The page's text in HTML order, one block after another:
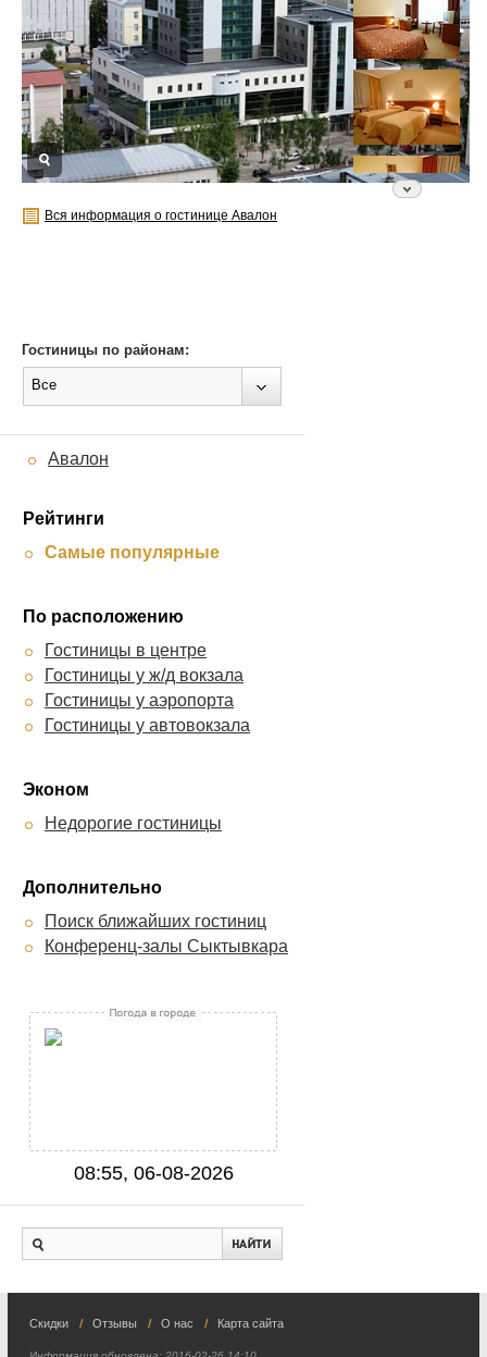
Вся информация о гостинице Авалон
Гостиницы по районам:
Все
Авалон
Рейтинги
Самые популярные
По расположению
Гостиницы в центре
Гостиницы у ж/д вокзала
Гостиницы у аэропорта
Гостиницы у автовокзала
Эконом
Недорогие гостиницы
Дополнительно
Поиск ближайших гостиниц
Конференц-залы Сыктывкара
08:55, 06-08-2026
Скидки Отзывы О нас Карта сайта